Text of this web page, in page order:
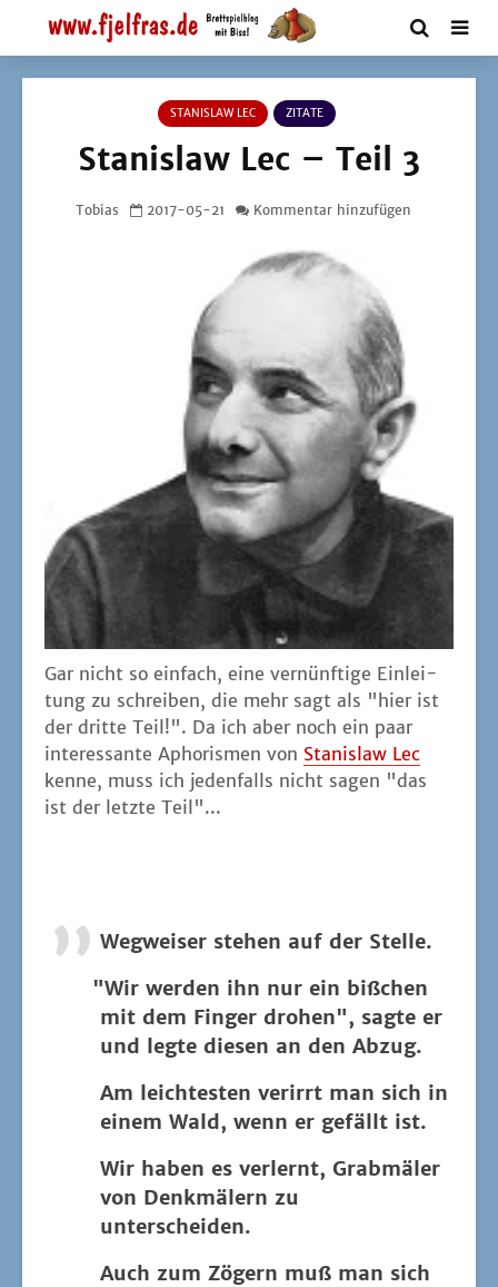
STANISLAW LEC ZITATE
Stanislaw Lec – Teil 3
Tobias 2017-05-21 Kommentar hinzufügen
Gar nicht so ein­fach, eine ver­nünf­ti­ge Ein­lei­
tung zu schrei­ben, die mehr sagt als "hier ist
der drit­te Teil!". Da ich aber noch ein paar
inter­es­san­te Apho­ris­men von Sta­nis­law Lec
ken­ne, muss ich jeden­falls nicht sagen "das
ist der letz­te Teil"...
Weg­wei­ser ste­hen auf der Stelle.
"Wir wer­den ihn nur ein biß­chen
mit dem Fin­ger dro­hen", sag­te er
und leg­te die­sen an den Abzug.
Am leich­tes­ten ver­irrt man sich in
einem Wald, wenn er gefällt ist.
Wir haben es ver­lernt, Grab­mä­ler
von Denk­mä­lern zu
unterscheiden.
Auch zum Zögern muß man sich